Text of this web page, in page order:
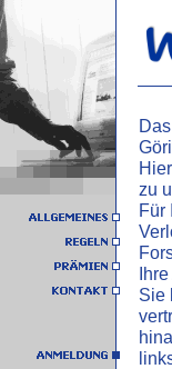
zu
Für
Sie